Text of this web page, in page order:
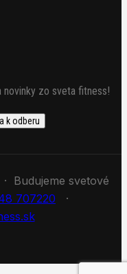
novinky zo sveta fitness!
Budujeme svetové
707220 ·